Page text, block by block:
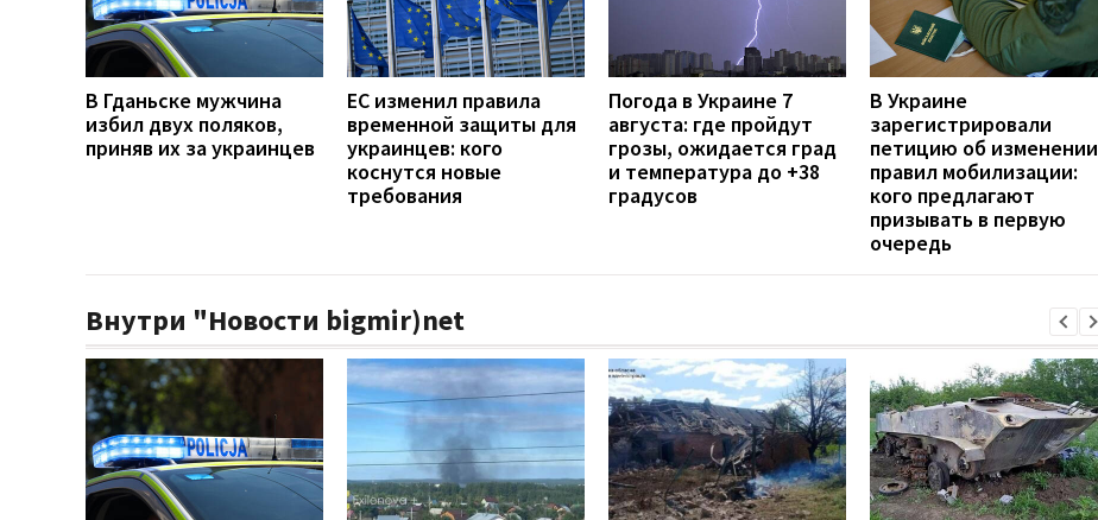
В Гданьске мужчина
избил двух поляков,
приняв их за украинцев
ЕС изменил правила
временной защиты для
украинцев: кого
коснутся новые
требования
Погода в Украине 7
августа: где пройдут
грозы, ожидается град
и температура до +38
градусов
В Украине
зарегистрировали
петицию об изменении
правил мобилизации:
кого предлагают
призывать в первую
очередь
Внутри "Новости bigmir)net